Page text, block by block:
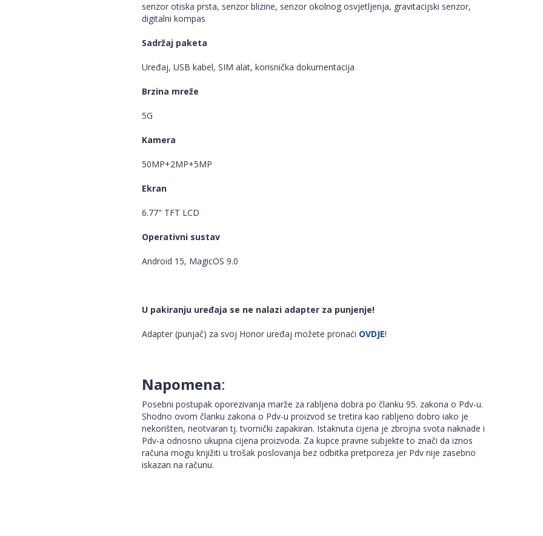
senzor otiska prsta, senzor blizine, senzor okolnog osvjetljenja, gravitacijski senzor,
digitalni kompas
Sadržaj paketa
Uređaj, USB kabel, SIM alat, korisnička dokumentacija
Brzina mreže
5G
Kamera
50MP+2MP+5MP
Ekran
6.77" TFT LCD
Operativni sustav
Android 15, MagicOS 9.0
U pakiranju uređaja se ne nalazi adapter za punjenje!
Adapter (punjač) za svoj Honor uređaj možete pronaći OVDJE!
Napomena:
Posebni postupak oporezivanja marže za rabljena dobra po članku 95. zakona o Pdv-u.
Shodno ovom članku zakona o Pdv-u proizvod se tretira kao rabljeno dobro iako je
nekorišten, neotvaran tj. tvornički zapakiran. Istaknuta cijena je zbrojna svota naknade i
Pdv-a odnosno ukupna cijena proizvoda. Za kupce pravne subjekte to znači da iznos
računa mogu knjižiti u trošak poslovanja bez odbitka pretporeza jer Pdv nije zasebno
iskazan na računu.